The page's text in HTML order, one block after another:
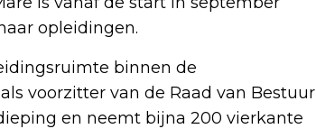
opleidingen.
binnen de
voorzitter van de Raad van Bestuur
en neemt bijna 200 vierkante